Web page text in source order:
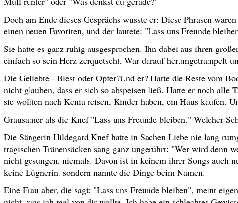
Doch am Ende dieses Gesprächs wusste er: Diese Phrasen
einen neuen Favoriten, und der lautete: "Lass uns Freunde
Sie hatte es ganz ruhig ausgesprochen. Ihn dabei aus ihren
einfach so sein Herz zerquetscht. War darauf herumgetrampelt
Die Geliebte - Biest oder Opfer?Und er? Hatte die Reste vom
nicht glauben, dass er sich so abspeisen ließ. Hatte er noch alle
sie wollten nach Kenia reisen, Kinder haben, ein Haus kaufen.
Grausamer als die Knef "Lass uns Freunde bleiben." Welcher
Die Sängerin Hildegard Knef hatte in Sachen Liebe nie lang
tragischen Tränensäcken sang ganz ungerührt: "Wer wird denn
nicht gesungen, niemals. Davon ist in keinem ihrer Songs
keine Lügnerin, sondern nannte die Dinge beim Namen.
Eine Frau aber, die sagt: "Lass uns Freunde bleiben", meint